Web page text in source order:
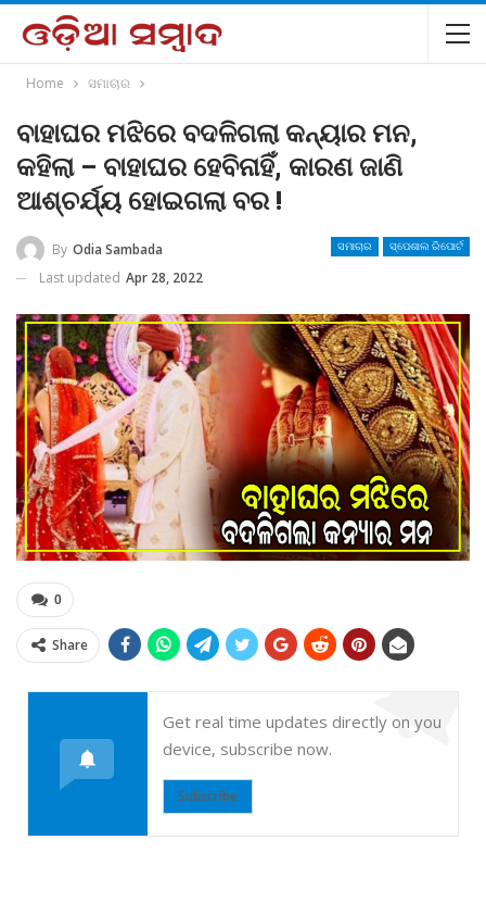
Home ସମାଚାର
ବାହାଘର ମଝିରେ ବଦଳିଗଲା କନ୍ୟାର ମନ,
କହିଲା – ବାହାଘର ହେବିନାହିଁ, କାରଣ ଜାଣି
ଆଶ୍ଚର୍ଯ୍ୟ ହୋଇଗଲା ବର !
ସମାଚାର ସ୍ପେଶାଲ ରିପୋର୍ଟ
By Odia Sambada
Last updated Apr 28, 2022
0
Share
Get real time updates directly on you
device, subscribe now.
Subscribe